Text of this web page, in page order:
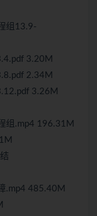
组13.9-
3.20M
2.34M
3.26M
组.mp4 196.31M
.mp4 485.40M